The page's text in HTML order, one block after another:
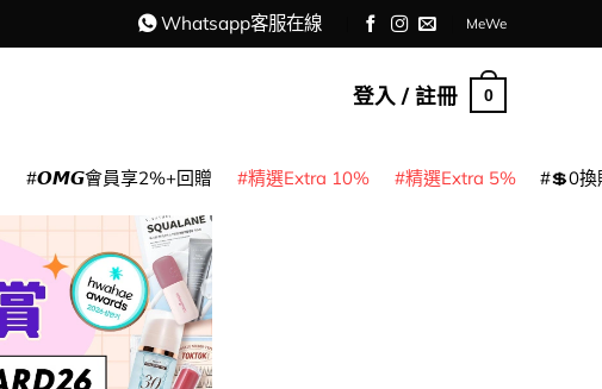
Whatsapp客服在線 MeWe
登入 / 註冊 0
𝙊𝙈𝙂會員享2%+回贈 精選Extra 10% 精選Extra 5% 💲0換